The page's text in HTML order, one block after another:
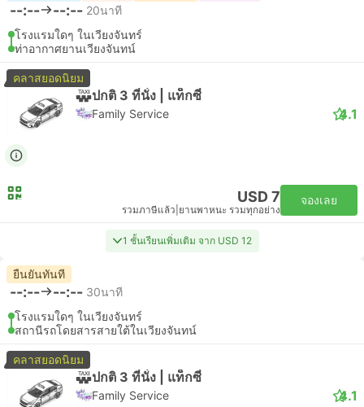
--:-- --:-- 20นาที
โรงแรมใดๆ ในเวียงจันทร์
ท่าอากาศยานเวียงจันทน์
คลาสยอดนิยม
ปกติ 3 ที่นั่ง | แท็กซี่
Family Service 4.1
USD 7
รวมภาษีแล้ว ยานพาหนะ รวมทุกอย่าง
จองเลย
1 ชั้นเรียนเพิ่มเติม จาก USD 12
ยืนยันทันที
--:-- --:-- 30นาที
โรงแรมใดๆ ในเวียงจันทร์
สถานีรถโดยสารสายใต้ในเวียงจันทน์
คลาสยอดนิยม
ปกติ 3 ที่นั่ง | แท็กซี่
Family Service 4.1